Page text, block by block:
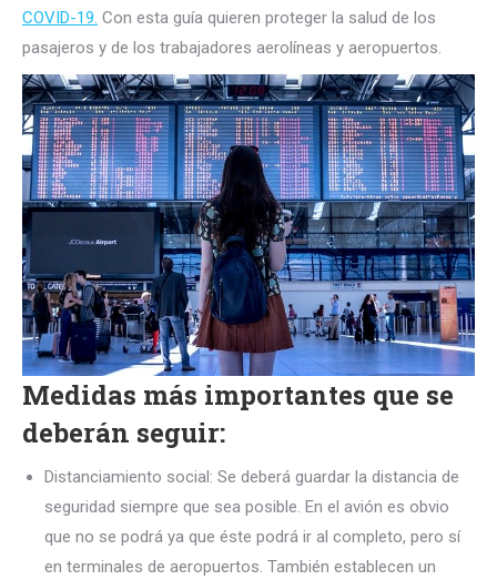
COVID-19. Con esta guía quieren proteger la salud de los
pasajeros y de los trabajadores aerolíneas y aeropuertos.
Medidas más importantes que se
deberán seguir:
Distanciamiento social: Se deberá guardar la distancia de
seguridad siempre que sea posible. En el avión es obvio
que no se podrá ya que éste podrá ir al completo, pero sí
en terminales de aeropuertos. También establecen un